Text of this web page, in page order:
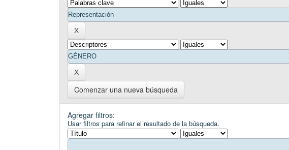
Comenzar una nueva búsqueda
Agregar filtros:
Usar filtros para refinar el resultado de la búsqueda.